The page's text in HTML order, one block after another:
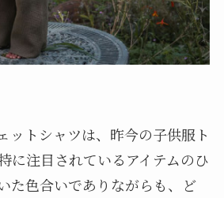
ットシャツは、昨今の子供服ト
に注目されているアイテムのひ
た色合いでありながらも、ど